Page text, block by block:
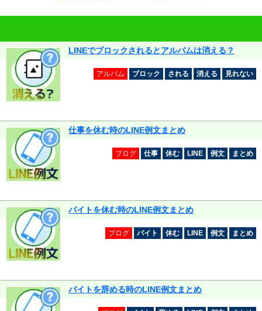
LINEでブロックされるとアルバムは消える？
アルバム ブロック される 消える 見れない
仕事を休む時のLINE例文まとめ
ブログ 仕事 休む LINE 例文 まとめ
バイトを休む時のLINE例文まとめ
ブログ バイト 休む LINE 例文 まとめ
バイトを辞める時のLINE例文まとめ